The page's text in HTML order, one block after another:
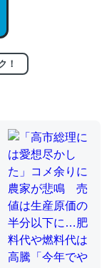
回収されないけ
ればするほど分
！